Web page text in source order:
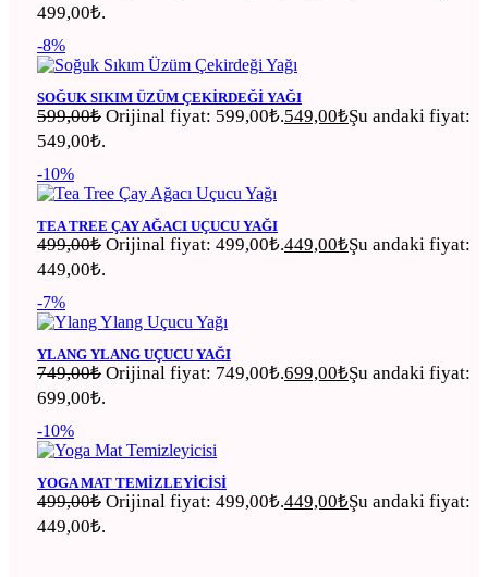
499,00₺.
-8%
SOĞUK SIKIM ÜZÜM ÇEKIRDEĞI YAĞI
599,00₺ Orijinal fiyat: 599,00₺.549,00₺Şu andaki fiyat:
549,00₺.
-10%
TEA TREE ÇAY AĞACI UÇUCU YAĞI
499,00₺ Orijinal fiyat: 499,00₺.449,00₺Şu andaki fiyat:
449,00₺.
-7%
YLANG YLANG UÇUCU YAĞI
749,00₺ Orijinal fiyat: 749,00₺.699,00₺Şu andaki fiyat:
699,00₺.
-10%
YOGA MAT TEMIZLEYICISI
499,00₺ Orijinal fiyat: 499,00₺.449,00₺Şu andaki fiyat:
449,00₺.